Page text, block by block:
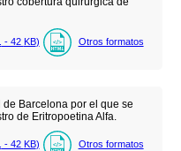
- 42 KB) Otros formatos
Barcelona por el que se
de Eritropoetina Alfa.
- 42 KB) Otros formatos